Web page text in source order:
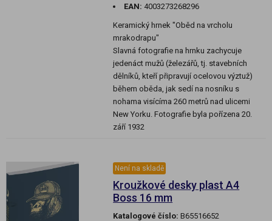
EAN: 4003273268296
Keramický hrnek "Oběd na vrcholu
mrakodrapu"
Slavná fotografie na hrnku zachycuje
jedenáct mužů (železářů, tj. stavebních
dělníků, kteří připravují ocelovou výztuž)
během oběda, jak sedí na nosníku s
nohama visícíma 260 metrů nad ulicemi
New Yorku. Fotografie byla pořízena 20.
září 1932
Není na skladě
Kroužkové desky plast A4
Boss 16 mm
Katalogové číslo: B65516652